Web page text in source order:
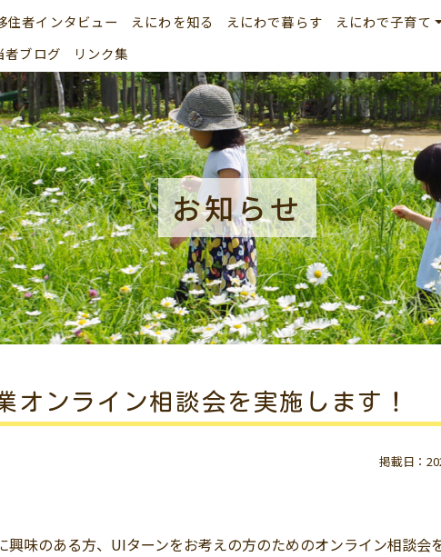
住者インタビュー えにわを知る えにわで暮らす えにわで子育て
者ブログ リンク集
お知らせ
オンライン相談会を実施します！
掲載日：
味のある方、UIターンをお考えの方のためのオンライン相談会